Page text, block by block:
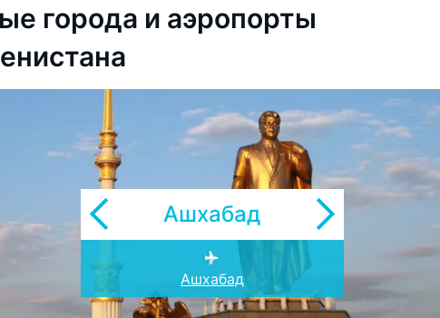
города и аэропорты
Ашхабад
Ашхабад
Туркменбаши